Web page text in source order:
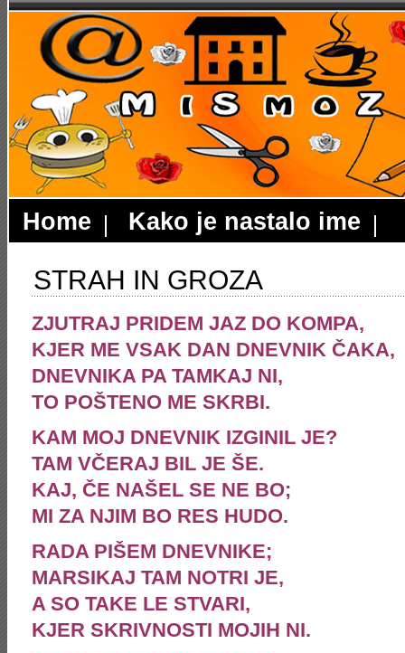
Home Kako je nastalo ime
STRAH IN GROZA
ZJUTRAJ PRIDEM JAZ DO KOMPA,
KJER ME VSAK DAN DNEVNIK ČAKA,
DNEVNIKA PA TAMKAJ NI,
TO POŠTENO ME SKRBI.
KAM MOJ DNEVNIK IZGINIL JE?
TAM VČERAJ BIL JE ŠE.
KAJ, ČE NAŠEL SE NE BO;
MI ZA NJIM BO RES HUDO.
RADA PIŠEM DNEVNIKE;
MARSIKAJ TAM NOTRI JE,
A SO TAKE LE STVARI,
KJER SKRIVNOSTI MOJIH NI.